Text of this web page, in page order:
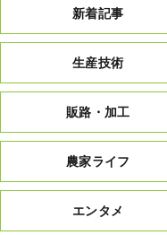
新着記事
生産技術
販路・加工
農家ライフ
エンタメ